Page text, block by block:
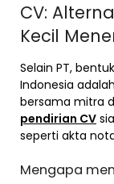
CV:
Kecil
Selain PT,
Indonesia
bersama mitra
pendirian CV
seperti akta
Mengapa